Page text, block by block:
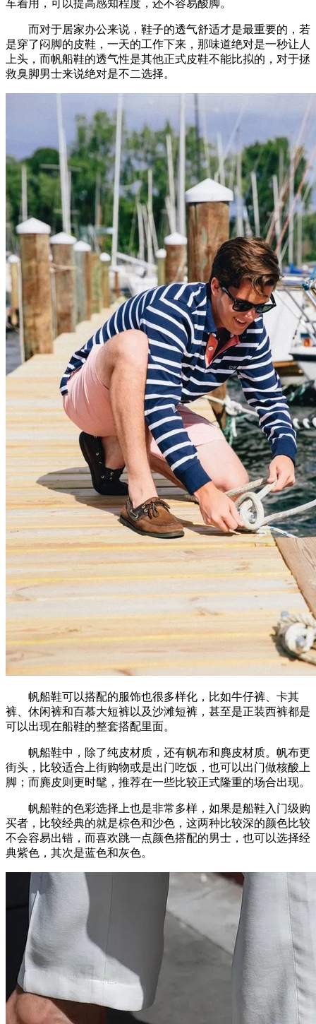
车着用，可以提高感知程度，还不容易酸脚。
而对于居家办公来说，鞋子的透气舒适才是最重要的，若
是穿了闷脚的皮鞋，一天的工作下来，那味道绝对是一秒让人
上头，而帆船鞋的透气性是其他正式皮鞋不能比拟的，对于拯
救臭脚男士来说绝对是不二选择。
帆船鞋可以搭配的服饰也很多样化，比如牛仔裤、卡其
裤、休闲裤和百慕大短裤以及沙滩短裤，甚至是正装西裤都是
可以出现在船鞋的整套搭配里面。
帆船鞋中，除了纯皮材质，还有帆布和麂皮材质。帆布更
街头，比较适合上街购物或是出门吃饭，也可以出门做核酸上
脚；而麂皮则更时髦，推荐在一些比较正式隆重的场合出现。
帆船鞋的色彩选择上也是非常多样，如果是船鞋入门级购
买者，比较经典的就是棕色和沙色，这两种比较深的颜色比较
不会容易出错，而喜欢跳一点颜色搭配的男士，也可以选择经
典紫色，其次是蓝色和灰色。